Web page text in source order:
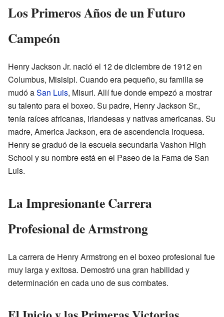
Los Primeros Años de un Futuro
Campeón
Henry Jackson Jr. nació el 12 de diciembre de 1912 en
Columbus, Misisipi. Cuando era pequeño, su familia se
mudó aSan Luis, Misuri. Allí fue donde empezó a mostrar
su talento para el boxeo. Su padre, Henry Jackson Sr.,
tenía raíces africanas, irlandesas y nativas americanas. Su
madre, America Jackson, era de ascendencia iroquesa.
Henry se graduó de la escuela secundaria Vashon High
School y su nombre está en el Paseo de la Fama de San
Luis.
La Impresionante Carrera
Profesional de Armstrong
La carrera de Henry Armstrong en el boxeo profesional fue
muy larga y exitosa. Demostró una gran habilidad y
determinación en cada uno de sus combates.